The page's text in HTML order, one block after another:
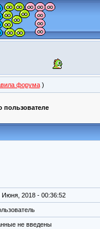
форума)
Июня, 2018 - 00:36:52
не введены